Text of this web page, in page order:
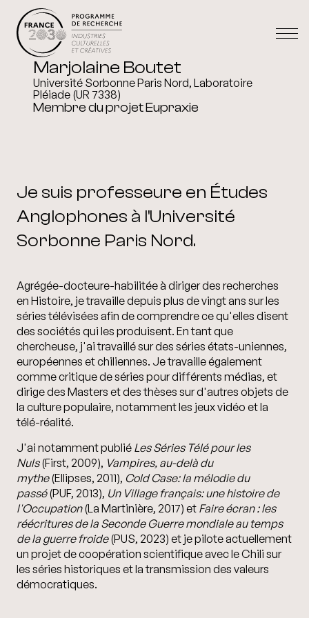
Marjolaine Boutet
Université Sorbonne Paris Nord, Laboratoire
Pléiade (UR 7338)
Membre du projet Eupraxie
Je suis professeure en Études
Anglophones à l'Université
Sorbonne Paris Nord.
Agrégée-docteure-habilitée à diriger des recherches
en Histoire, je travaille depuis plus de vingt ans sur les
séries télévisées afin de comprendre ce qu'elles disent
des sociétés qui les produisent. En tant que
chercheuse, j'ai travaillé sur des séries états-uniennes,
européennes et chiliennes. Je travaille également
comme critique de séries pour différents médias, et
dirige des Masters et des thèses sur d'autres objets de
la culture populaire, notamment les jeux vidéo et la
télé-réalité.
J'ai notamment publié Les Séries Télé pour les
Nuls(First, 2009), Vampires, au-delà du
mythe(Ellipses, 2011), Cold Case: la mélodie du
passé(PUF, 2013), Un Village français: une histoire de
l'Occupation(La Martinière, 2017) et Faire écran : les
réécritures de la Seconde Guerre mondiale au temps
de la guerre froide(PUS, 2023) et je pilote actuellement
un projet de coopération scientifique avec le Chili sur
les séries historiques et la transmission des valeurs
démocratiques.